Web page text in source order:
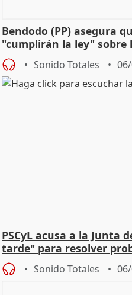
Bendodo (PP) asegura
"cumplirán la ley" sobre
Sonido Totales
PSCyL acusa a la Junta
tarde" para resolver
Sonido Totales